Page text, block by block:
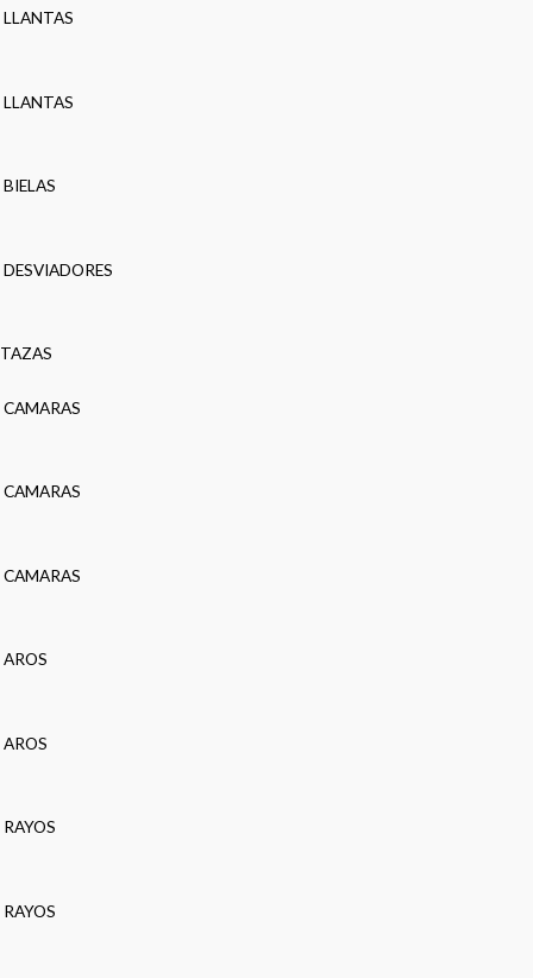
LLANTAS
LLANTAS
BIELAS
DESVIADORES
TAZAS
CAMARAS
CAMARAS
CAMARAS
AROS
AROS
RAYOS
RAYOS